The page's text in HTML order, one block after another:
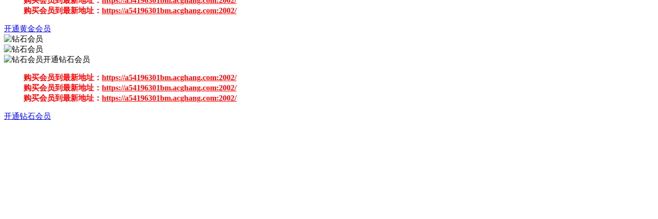
购买会员到最新地址： https://a54196301bm.acghang.com:2002/
开通黄金会员
开通钻石会员
购买会员到最新地址： https://a54196301bm.acghang.com:2002/
购买会员到最新地址： https://a54196301bm.acghang.com:2002/
购买会员到最新地址： https://a54196301bm.acghang.com:2002/
开通钻石会员